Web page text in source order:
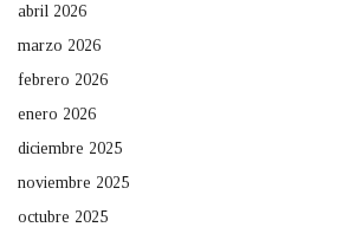
abril 2026
marzo 2026
febrero 2026
enero 2026
diciembre 2025
noviembre 2025
octubre 2025